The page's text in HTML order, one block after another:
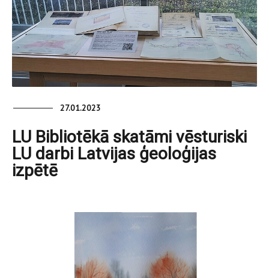
27.01.2023
LU Bibliotēkā skatāmi vēsturiski
LU darbi Latvijas ģeoloģijas
izpētē